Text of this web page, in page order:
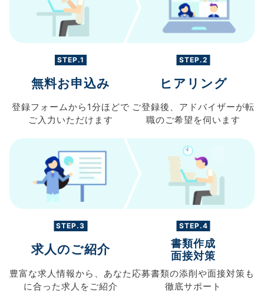
STEP.1
無料お申込み
登録フォームから 1分ほどで
ご入力 いただけます
STEP.2
ヒアリング
ご登録後、 アドバイザーが転
職のご希望を伺います
STEP.3
求人のご紹介
豊富な求人情報から、 あなた
に合った求人を ご紹介
STEP.4
書類作成
面接対策
応募書類の添削や面接対策も
徹底サポート